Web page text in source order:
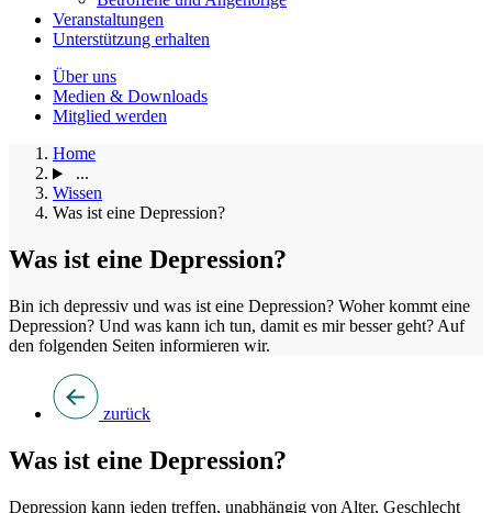
Veranstaltungen
Unterstützung erhalten
Über uns
Medien & Downloads
Mitglied werden
Home
...
Wissen
Was ist eine Depression?
Was ist eine Depression?
Bin ich depressiv und was ist eine Depression? Woher kommt eine
Depression? Und was kann ich tun, damit es mir besser geht? Auf
den folgenden Seiten informieren wir.
zurück
Was ist eine Depression?
Depression kann jeden treffen, unabhängig von Alter, Geschlecht